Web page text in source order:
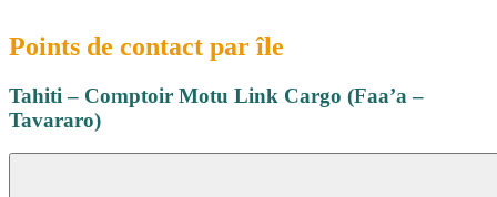
Points de contact par île
Tahiti – Comptoir Motu Link Cargo (Faa’a –
Tavararo)